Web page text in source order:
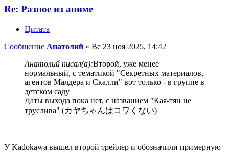
Re: Разное из аниме
Цитата
Сообщение Анатолий » Вс 23 ноя 2025, 14:42
Анатолий писал(а):Второй, уже менее
нормальный, с тематикой "Секретных материалов,
агентов Малдера и Скалли" вот только - в группе в
детском саду
Даты выхода пока нет, с названием "Кая-тян не
труслива" (カヤちゃんはコワくない)
У Kadokawa вышел второй трейлер и обозначили примерную